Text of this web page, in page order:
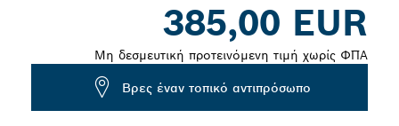
385,00 EUR
Μη δεσμευτική προτεινόμενη τιμή χωρίς ΦΠΑ
Βρες έναν τοπικό αντιπρόσωπο